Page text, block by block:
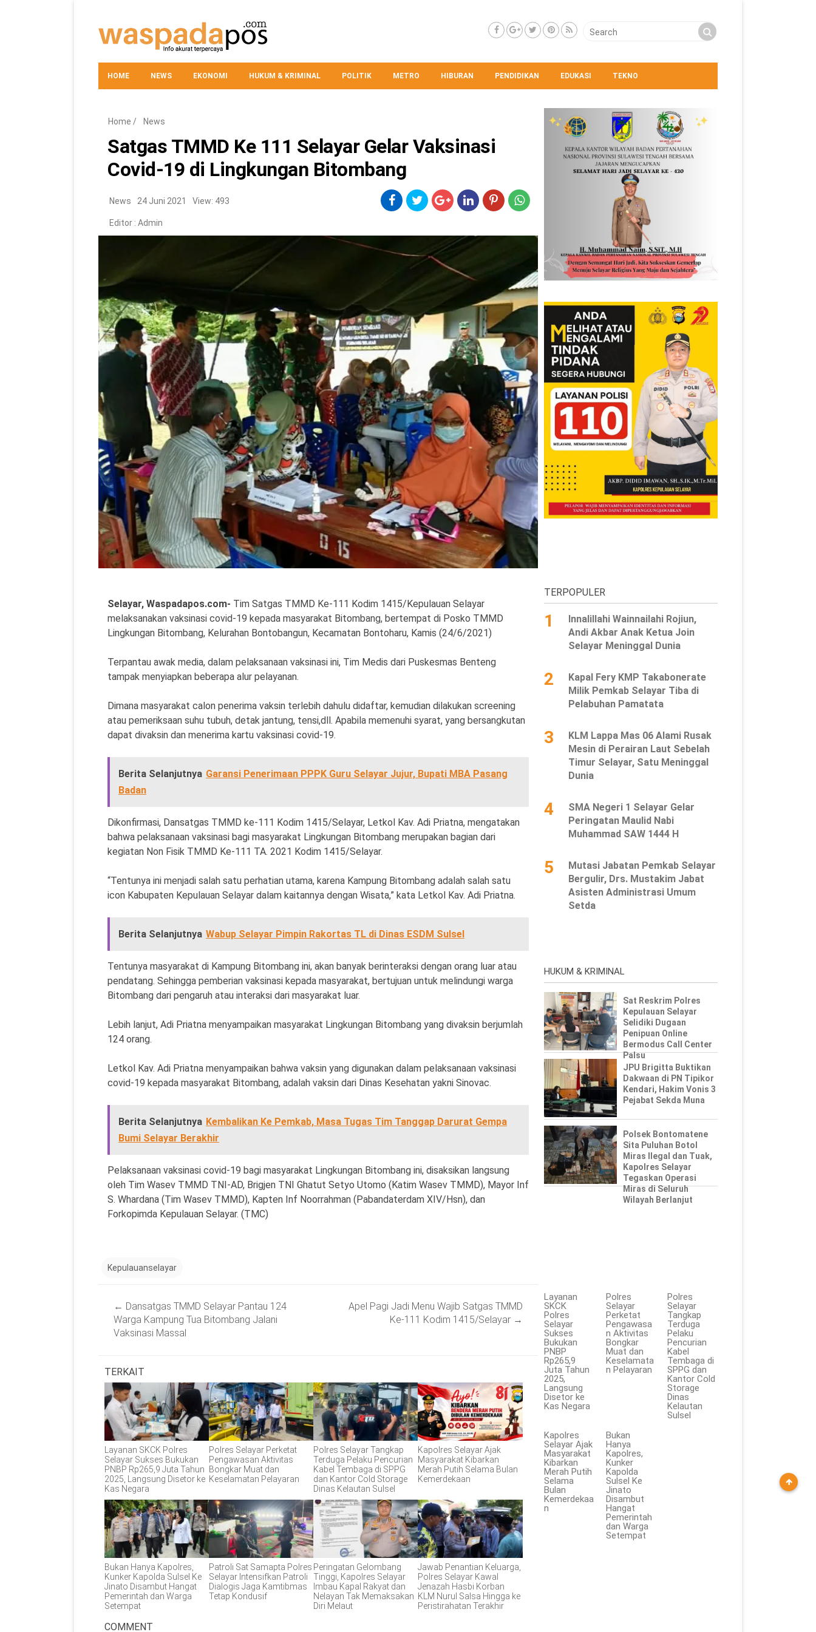
HOME NEWS EKONOMI HUKUM & KRIMINAL POLITIK METRO HIBURAN PENDIDIKAN EDUKASI TEKNO
Home / News
Satgas TMMD Ke 111 Selayar Gelar Vaksinasi
Covid-19 di Lingkungan Bitombang
News 24 Juni 2021 View: 493
Editor : Admin
Selayar, Waspadapos.com- Tim Satgas TMMD Ke-111 Kodim 1415/Kepulauan Selayar
melaksanakan vaksinasi covid-19 kepada masyarakat Bitombang, bertempat di Posko TMMD
Lingkungan Bitombang, Kelurahan Bontobangun, Kecamatan Bontoharu, Kamis (24/6/2021)
Terpantau awak media, dalam pelaksanaan vaksinasi ini, Tim Medis dari Puskesmas Benteng
tampak menyiapkan beberapa alur pelayanan.
Dimana masyarakat calon penerima vaksin terlebih dahulu didaftar, kemudian dilakukan screening
atau pemeriksaan suhu tubuh, detak jantung, tensi,dll. Apabila memenuhi syarat, yang bersangkutan
dapat divaksin dan menerima kartu vaksinasi covid-19.
Berita Selanjutnya Garansi Penerimaan PPPK Guru Selayar Jujur, Bupati MBA Pasang
Badan
Dikonfirmasi, Dansatgas TMMD ke-111 Kodim 1415/Selayar, Letkol Kav. Adi Priatna, mengatakan
bahwa pelaksanaan vaksinasi bagi masyarakat Lingkungan Bitombang merupakan bagian dari
kegiatan Non Fisik TMMD Ke-111 TA. 2021 Kodim 1415/Selayar.
“Tentunya ini menjadi salah satu perhatian utama, karena Kampung Bitombang adalah salah satu
icon Kabupaten Kepulauan Selayar dalam kaitannya dengan Wisata,” kata Letkol Kav. Adi Priatna.
Berita Selanjutnya Wabup Selayar Pimpin Rakortas TL di Dinas ESDM Sulsel
Tentunya masyarakat di Kampung Bitombang ini, akan banyak berinteraksi dengan orang luar atau
pendatang. Sehingga pemberian vaksinasi kepada masyarakat, bertujuan untuk melindungi warga
Bitombang dari pengaruh atau interaksi dari masyarakat luar.
Lebih lanjut, Adi Priatna menyampaikan masyarakat Lingkungan Bitombang yang divaksin berjumlah
124 orang.
Letkol Kav. Adi Priatna menyampaikan bahwa vaksin yang digunakan dalam pelaksanaan vaksinasi
covid-19 kepada masyarakat Bitombang, adalah vaksin dari Dinas Kesehatan yakni Sinovac.
Berita Selanjutnya Kembalikan Ke Pemkab, Masa Tugas Tim Tanggap Darurat Gempa
Bumi Selayar Berakhir
Pelaksanaan vaksinasi covid-19 bagi masyarakat Lingkungan Bitombang ini, disaksikan langsung
oleh Tim Wasev TMMD TNI-AD, Brigjen TNI Ghatut Setyo Utomo (Katim Wasev TMMD), Mayor Inf
S. Whardana (Tim Wasev TMMD), Kapten Inf Noorrahman (Pabandaterdam XIV/Hsn), dan
Forkopimda Kepulauan Selayar. (TMC)
Kepulauanselayar
navigation
← Dansatgas TMMD Selayar Pantau 124
Warga Kampung Tua Bitombang Jalani
Vaksinasi Massal
Apel Pagi Jadi Menu Wajib Satgas TMMD
Ke-111 Kodim 1415/Selayar →
TERKAIT
Layanan SKCK Polres
Selayar Sukses Bukukan
PNBP Rp265,9 Juta Tahun
2025, Langsung Disetor ke
Kas Negara
Polres Selayar Perketat
Pengawasan Aktivitas
Bongkar Muat dan
Keselamatan Pelayaran
Polres Selayar Tangkap
Terduga Pelaku Pencurian
Kabel Tembaga di SPPG
dan Kantor Cold Storage
Dinas Kelautan Sulsel
Kapolres Selayar Ajak
Masyarakat Kibarkan
Merah Putih Selama Bulan
Kemerdekaan
Bukan Hanya Kapolres,
Kunker Kapolda Sulsel Ke
Jinato Disambut Hangat
Pemerintah dan Warga
Setempat
Patroli Sat Samapta Polres
Selayar Intensifkan Patroli
Dialogis Jaga Kamtibmas
Tetap Kondusif
Peringatan Gelombang
Tinggi, Kapolres Selayar
Imbau Kapal Rakyat dan
Nelayan Tak Memaksakan
Diri Melaut
Jawab Penantian Keluarga,
Polres Selayar Kawal
Jenazah Hasbi Korban
KLM Nurul Salsa Hingga ke
Peristirahatan Terakhir
COMMENT
TERPOPULER
1
Innalillahi Wainnailahi Rojiun,
Andi Akbar Anak Ketua Join
Selayar Meninggal Dunia
2
Kapal Fery KMP Takabonerate
Milik Pemkab Selayar Tiba di
Pelabuhan Pamatata
3
KLM Lappa Mas 06 Alami Rusak
Mesin di Perairan Laut Sebelah
Timur Selayar, Satu Meninggal
Dunia
4
SMA Negeri 1 Selayar Gelar
Peringatan Maulid Nabi
Muhammad SAW 1444 H
5
Mutasi Jabatan Pemkab Selayar
Bergulir, Drs. Mustakim Jabat
Asisten Administrasi Umum
Setda
HUKUM & KRIMINAL
Sat Reskrim Polres
Kepulauan Selayar
Selidiki Dugaan
Penipuan Online
Bermodus Call Center
Palsu
JPU Brigitta Buktikan
Dakwaan di PN Tipikor
Kendari, Hakim Vonis 3
Pejabat Sekda Muna
Polsek Bontomatene
Sita Puluhan Botol
Miras Ilegal dan Tuak,
Kapolres Selayar
Tegaskan Operasi
Miras di Seluruh
Wilayah Berlanjut
Layanan
SKCK
Polres
Selayar
Sukses
Bukukan
PNBP
Rp265,9
Juta Tahun
2025,
Langsung
Disetor ke
Kas Negara
Polres
Selayar
Perketat
Pengawasa
n Aktivitas
Bongkar
Muat dan
Keselamata
n Pelayaran
Polres
Selayar
Tangkap
Terduga
Pelaku
Pencurian
Kabel
Tembaga di
SPPG dan
Kantor Cold
Storage
Dinas
Kelautan
Sulsel
Kapolres
Selayar Ajak
Masyarakat
Kibarkan
Merah Putih
Selama
Bulan
Kemerdekaa
n
Bukan
Hanya
Kapolres,
Kunker
Kapolda
Sulsel Ke
Jinato
Disambut
Hangat
Pemerintah
dan Warga
Setempat